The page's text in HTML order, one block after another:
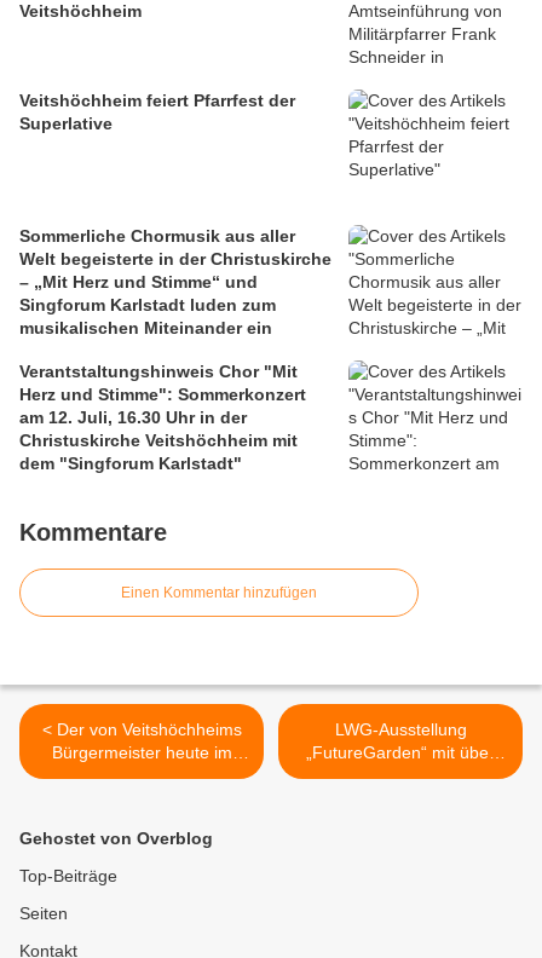
Veitshöchheim
Veitshöchheim feiert Pfarrfest der
Superlative
Sommerliche Chormusik aus aller
Welt begeisterte in der Christuskirche
– „Mit Herz und Stimme“ und
Singforum Karlstadt luden zum
musikalischen Miteinander ein
Verantstaltungshinweis Chor "Mit
Herz und Stimme": Sommerkonzert
am 12. Juli, 16.30 Uhr in der
Christuskirche Veitshöchheim mit
dem "Singforum Karlstadt"
Kommentare
Einen Kommentar hinzufügen
< Der von Veitshöchheims
Bürgermeister heute im
Baugebiet Sandäcker
hat in der Region ein
Alleinstellungsmerkmal
LWG-Ausstellung
„FutureGarden“ mit über
500 Besuchern ein voller
Gehostet von Overblog
Top-Beiträge
Seiten
Kontakt